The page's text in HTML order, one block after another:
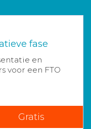
fase
en
voor een FTO
Gratis